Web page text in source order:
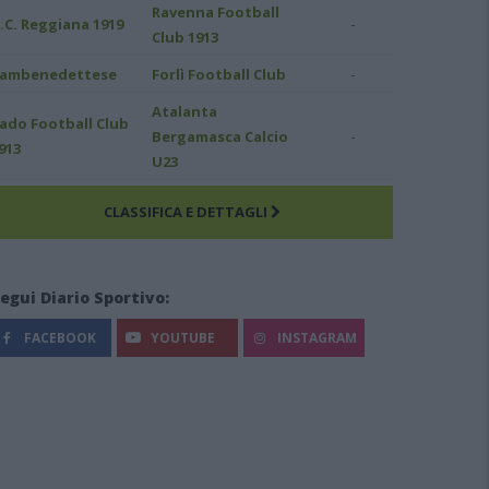
Reggiana 1919
Ravenna Football
Club 1913
-
Forlì Football Club -
Football Club
Atalanta
Bergamasca Calcio
U23
-
CLASSIFICA E DETTAGLI
Diario Sportivo:
FACEBOOK YOUTUBE INSTAGRAM